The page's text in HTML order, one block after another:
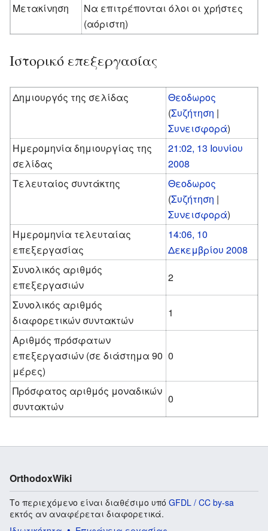
Μετακίνηση
Να επιτρέπονται όλοι οι χρήστες
(αόριστη)
Ιστορικό επεξεργασίας
Δημιουργός της σελίδας
Θεοδωρος
(Συζήτηση |
Συνεισφορά)
Ημερομηνία δημιουργίας της
σελίδας
21:02, 13 Ιουνίου
2008
Τελευταίος συντάκτης
Θεοδωρος
(Συζήτηση |
Συνεισφορά)
Ημερομηνία τελευταίας
επεξεργασίας
14:06, 10
Δεκεμβρίου 2008
Συνολικός αριθμός
επεξεργασιών
2
Συνολικός αριθμός
διαφορετικών συντακτών
1
Αριθμός πρόσφατων
επεξεργασιών (σε διάστημα 90
μέρες)
0
Πρόσφατος αριθμός μοναδικών
συντακτών
0
OrthodoxWiki
Το περιεχόμενο είναι διαθέσιμο υπό GFDL / CC by-sa
εκτός αν αναφέρεται διαφορετικά.